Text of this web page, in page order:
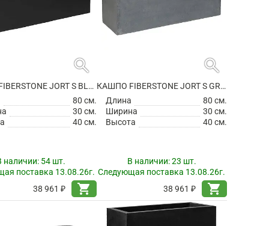
search
КАШПО FIBERSTONE JORT S BLACK
80 см.
30 см.
40 см.
наличии: 54 шт.
поставка 13.08.26г.
38 961 ₽
shopping_cart
search
КАШПО FIBERSTONE JORT S GREY
Длина
80 см.
Ширина
30 см.
Высота
40 см.
В наличии:23 шт.
Следующая поставка 13.08.26г.
38 961 ₽
shopping_cart